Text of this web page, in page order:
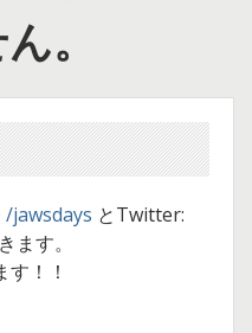
。
/jawsdays とTwitter:
ます。
！！